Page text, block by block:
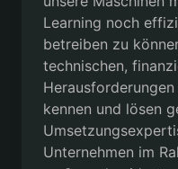
Learning noch
betreiben zu
technischen,
kennen und lösen
Unternehmen im